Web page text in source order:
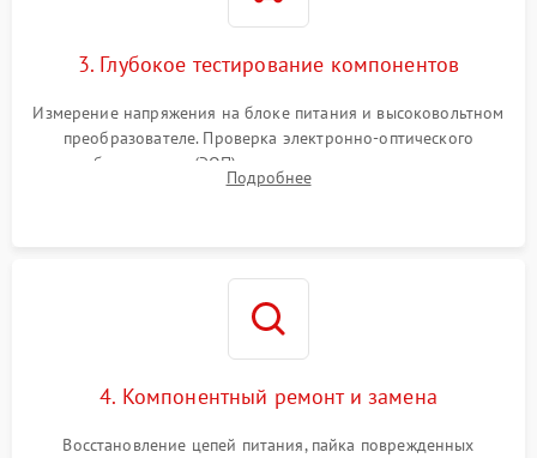
3. Глубокое тестирование компонентов
Измерение напряжения на блоке питания и высоковольтном
преобразователе. Проверка электронно-оптического
преобразователя (ЭОП) на стенде на предмет эмиссии,
шумов и засветок. Диагностика микросхем цифровых
Подробнее
4. Компонентный ремонт и замена
Восстановление цепей питания, пайка поврежденных